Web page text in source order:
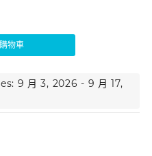
物車
9 月 3, 2026 - 9 月 17,